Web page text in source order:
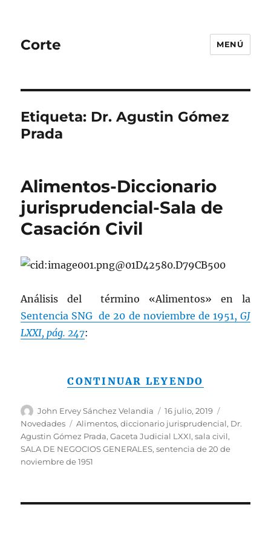
Corte MENÚ
Etiqueta: Dr. Agustin Gómez
Prada
Alimentos-Diccionario
jurisprudencial-Sala de
Casación Civil
Análisis del término «Alimentos» en la
Sentencia SNG de 20 de noviembre de 1951, GJ
LXXI, pág. 247:
CONTINUAR LEYENDO
Autor
John Ervey Sánchez Velandia
Publicado
el
16 julio, 2019
Novedades
Etiquetas
Alimentos,diccionario jurisprudencial, Dr.
Agustin Gómez Prada,Gaceta Judicial LXXI,sala civil,
SALA DE NEGOCIOS GENERALES,sentencia de 20 de
noviembre de 1951